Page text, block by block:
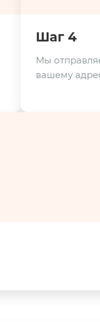
Шаг 4
Мы
вашему